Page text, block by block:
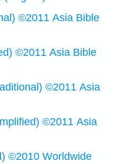
©2011 Asia Bible
©2011 Asia Bible
©2011 Asia
©2011 Asia
©2010 Worldwide